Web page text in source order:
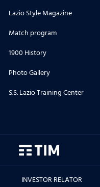
Lazio Style Magazine
Match program
1900 History
Photo Gallery
S.S. Lazio Training Center
INVESTOR RELATOR